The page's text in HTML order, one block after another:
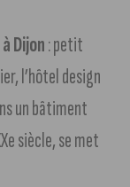
Dijon: petit
l’hôtel design
un bâtiment
siècle, se met